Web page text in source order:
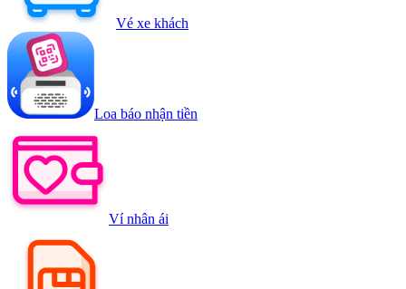
Vé xe khách
Loa báo nhận tiền
Ví nhân ái